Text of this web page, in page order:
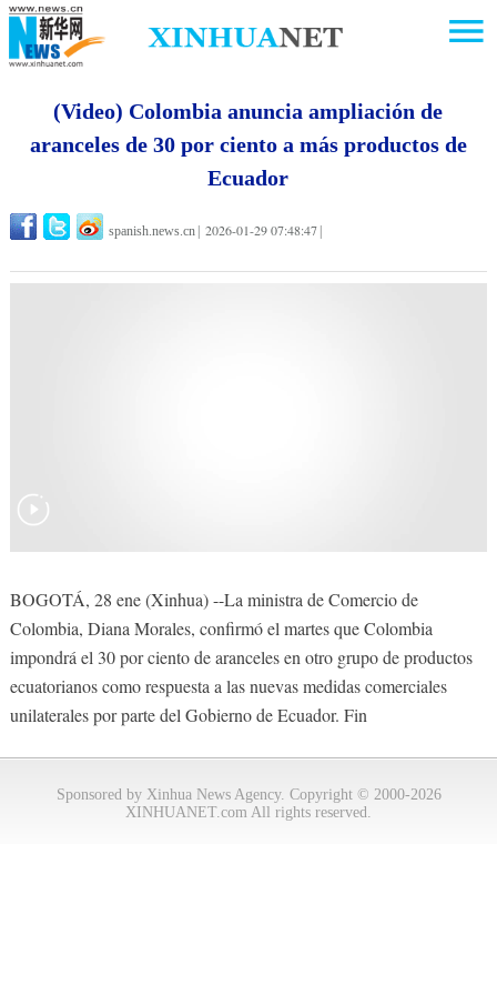
(Video) Colombia anuncia ampliación de
aranceles de 30 por ciento a más productos de
Ecuador
spanish.news.cn 2026-01-29 07:48:47
BOGOTÁ, 28 ene (Xinhua) --La ministra de Comercio de
Colombia, Diana Morales, confirmó el martes que Colombia
impondrá el 30 por ciento de aranceles en otro grupo de productos
ecuatorianos como respuesta a las nuevas medidas comerciales
unilaterales por parte del Gobierno de Ecuador. Fin
Sponsored by Xinhua News Agency. Copyright © 2000-2026
XINHUANET.com All rights reserved.